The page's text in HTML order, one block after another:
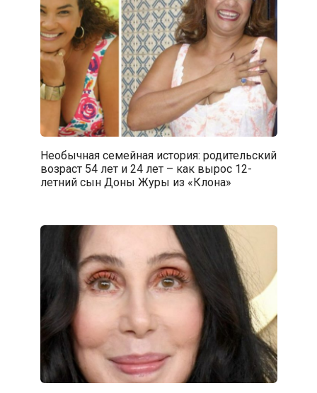
Необычная семейная история: родительский
возраст 54 лет и 24 лет – как вырос 12-
летний сын Доны Журы из «Клона»